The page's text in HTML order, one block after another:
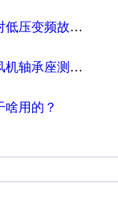
老手是这样解决的！
承座测振！
啥用的？